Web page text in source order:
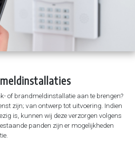
INSTALLATIE
Woningbouw
Industrie
brandmeldinstallaties
systemen
Data-netwerken
installaties
Zonnepanelen
automatisering
(industrieel en HVAC)
of brandmeldinstallatie aan te brengen?
zijn; van ontwerp tot uitvoering. Indien
is, kunnen wij deze verzorgen volgens
panden zijn er mogelijkheden